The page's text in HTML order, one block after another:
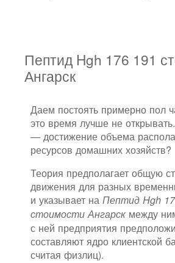
Пептид Hgh 176 191
Ангарск
Даем постоять примерно пол
это время лучше не
— достижение объема
ресурсов домашних хозяйств?
Теория предполагает общую
движения для разных
и указывает на Пептид Hgh
стоимости Ангарск между
с ней предприятия
составляют ядро клиентской
считая физлиц).